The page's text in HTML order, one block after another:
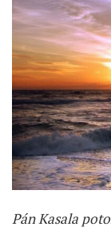
Pán Kasala